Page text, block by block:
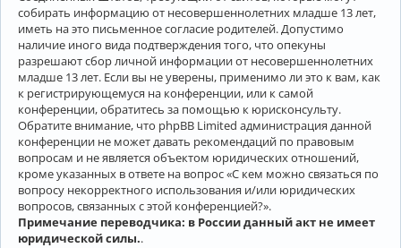
собирать информацию от несовершеннолетних младше 13 лет,
иметь на это письменное согласие родителей. Допустимо
наличие иного вида подтверждения того, что опекуны
разрешают сбор личной информации от несовершеннолетних
младше 13 лет. Если вы не уверены, применимо ли это к вам, как
к регистрирующемуся на конференции, или к самой
конференции, обратитесь за помощью к юрисконсульту.
Обратите внимание, что phpBB Limited администрация данной
конференции не может давать рекомендаций по правовым
вопросам и не является объектом юридических отношений,
кроме указанных в ответе на вопрос «С кем можно связаться по
вопросу некорректного использования и/или юридических
вопросов, связанных с этой конференцией?».
Примечание переводчика: в России данный акт не имеет
юридической силы..